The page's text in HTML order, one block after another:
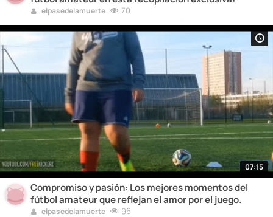
elpasedelamuerte 70
07:15
Compromiso y pasión: Los mejores momentos del
fútbol amateur que reflejan el amor por el juego.
elpasedelamuerte 96